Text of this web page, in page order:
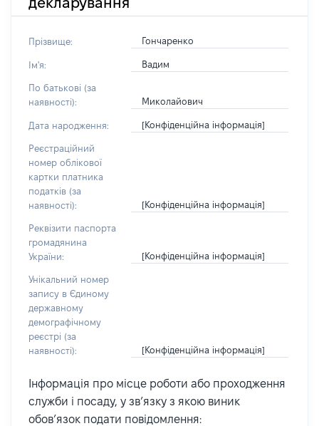
Прізвище: Гончаренко
Ім'я: Вадим
По батькові (за
наявності):
Миколайович
Дата народження: [Конфіденційна інформація]
Реєстраційний
номер облікової
картки платника
податків (за
наявності):
[Конфіденційна інформація]
Реквізити паспорта
громадянина
України:
[Конфіденційна інформація]
Унікальний номер
запису в Єдиному
державному
демографічному
реєстрі (за
наявності):
[Конфіденційна інформація]
Інформація про місце роботи або проходження
служби і посаду, у зв’язку з якою виник
обов’язок подати повідомлення: